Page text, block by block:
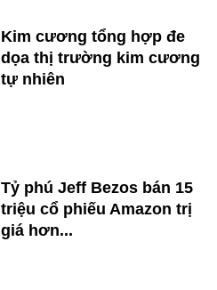
Kim cương tổng hợp đe
dọa thị trường kim cương
tự nhiên
Tỷ phú Jeff Bezos bán 15
triệu cổ phiếu Amazon trị
giá hơn...